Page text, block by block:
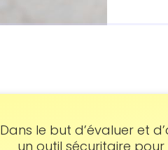
Dans le but d’évaluer et
un outil sécuritaire